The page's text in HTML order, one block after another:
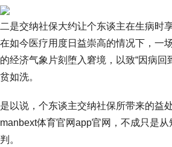
二是交纳社保大约让个东谈主在生病时
在如今医疗用度日益崇高的情况下，一
的经济气象片刻堕入窘境，以致“因病回
贫如洗。
是以说，个东谈主交纳社保所带来的益
manbext体育官网app官网，不成只是
判。